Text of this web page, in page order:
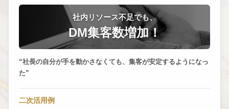
社内リソース不足でも、
DM集客数増加！
社長の自分が手を動かさなくても、集客が安定するようになっ
た
二次活用例